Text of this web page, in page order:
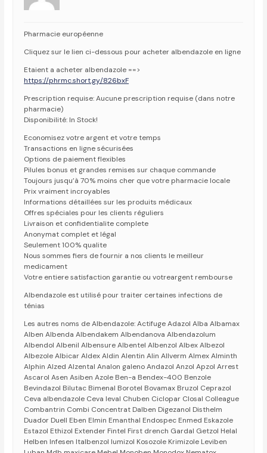
Pharmacie européenne
Cliquez sur le lien ci-dessous pour acheter albendazole en ligne
Etaient a acheter albendazole ==>
https://phrmc.short.gy/826bxF
Prescription requise: Aucune prescription requise (dans notre
pharmacie)
Disponibilité: In Stock!
Economisez votre argent et votre temps
Transactions en ligne sécurisées
Options de paiement flexibles
Pilules bonus et grandes remises sur chaque commande
Toujours jusqu’à 70% moins cher que votre pharmacie locale
Prix vraiment incroyables
Informations détaillées sur les produits médicaux
Offres spéciales pour les clients réguliers
Livraison et confidentialite complete
Anonymat complet et légal
Seulement 100% qualite
Nous sommes fiers de fournir a nos clients le meilleur
medicament
Votre entiere satisfaction garantie ou votreargent rembourse
Albendazole est utilisé pour traiter certaines infections de
ténias
Les autres noms de Albendazole: Actifuge Adazol Alba Albamax
Alben Albenda Albendakem Albendanova Albendazolum
Albendol Albenil Albensure Albentel Albenzol Albex Albezol
Albezole Albicar Aldex Aldin Alentin Alin Allverm Almex Alminth
Alphin Alzed Alzental Analon galeno Andazol Anzol Apzol Arrest
Ascarol Asen Asiben Azole Ben-a Bendex-400 Benzole
Bevindazol Bilutac Bimenal Borotel Bovamax Bruzol Ceprazol
Ceva albendazole Ceva leval Chuben Ciclopar Closal Colleague
Combantrin Combi Concentrat Dalben Digezanol Disthelm
Duador Duell Eben Elmin Emanthal Endospec Enmed Eskazole
Estazol Ethizol Extender Fintel First drench Gardal Getzol Helal
Helben Infesen Italbenzol Iumizol Kosozole Krimizole Leviben